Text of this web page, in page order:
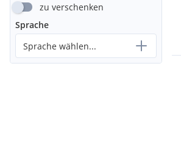
zu verschenken
Sprache
Sprache wählen...